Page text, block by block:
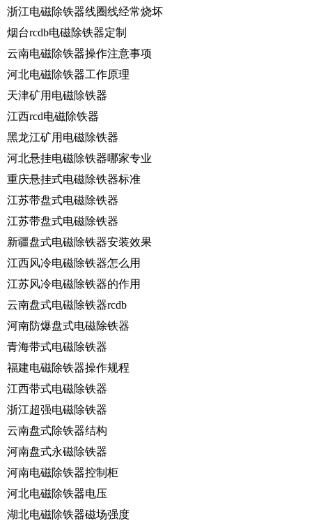
浙江电磁除铁器线圈线经常烧坏
烟台rcdb电磁除铁器定制
云南电磁除铁器操作注意事项
河北电磁除铁器工作原理
天津矿用电磁除铁器
江西rcd电磁除铁器
黑龙江矿用电磁除铁器
河北悬挂电磁除铁器哪家专业
重庆悬挂式电磁除铁器标准
江苏带盘式电磁除铁器
江苏带盘式电磁除铁器
新疆盘式电磁除铁器安装效果
江西风冷电磁除铁器怎么用
江苏风冷电磁除铁器的作用
云南盘式电磁除铁器rcdb
河南防爆盘式电磁除铁器
青海带式电磁除铁器
福建电磁除铁器操作规程
江西带式电磁除铁器
浙江超强电磁除铁器
云南盘式除铁器结构
河南盘式永磁除铁器
河南电磁除铁器控制柜
河北电磁除铁器电压
湖北电磁除铁器磁场强度